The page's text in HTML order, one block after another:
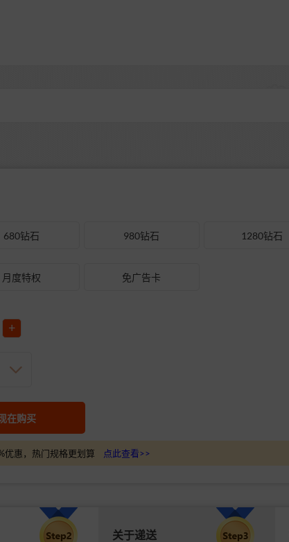
680钻石 980钻石 1280钻石
月度特权 免广告卡
+
在购买
优惠，热门规格更划算 点此查看>>
关于递送